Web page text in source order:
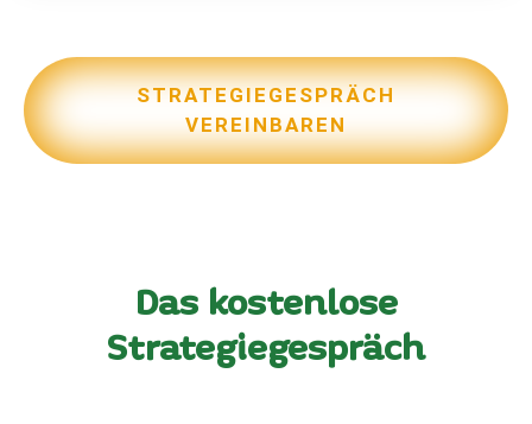
STRATEGIEGESPRÄCH
VEREINBAREN
Das kostenlose
Strategiegespräch